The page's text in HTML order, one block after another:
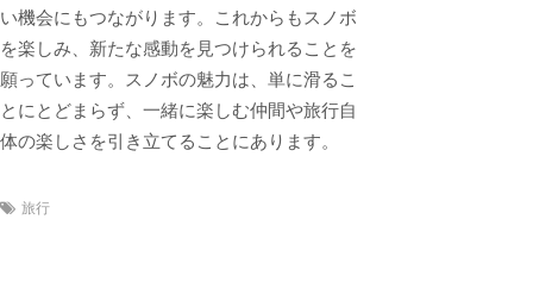
い機会にもつながります。これからもスノボ
を楽しみ、新たな感動を見つけられることを
願っています。スノボの魅力は、単に滑るこ
とにとどまらず、一緒に楽しむ仲間や旅行自
体の楽しさを引き立てることにあります。
旅行